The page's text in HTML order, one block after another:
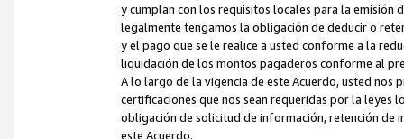
y cumplan con los requisitos locales para la emisión
legalmente tengamos la obligación de deducir o
y el pago que se le realice a usted conforme a la
liquidación de los montos pagaderos conforme al
A lo largo de la vigencia de este Acuerdo, usted
certificaciones que nos sean requeridas por la leyes
obligación de solicitud de información, retención de
este Acuerdo.